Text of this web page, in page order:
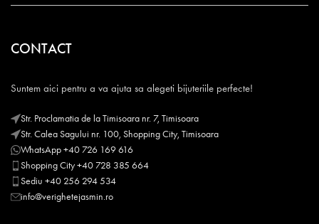
CONTACT
Suntem aici pentru a va ajuta sa alegeti bijuteriile perfecte!
Str. Proclamatia de la Timisoara nr. 7, Timisoara
Str. Calea Sagului nr. 100, Shopping City, Timisoara
WhatsApp +40 726 169 616
Shopping City +40 728 385 664
Sediu +40 256 294 534
info@verighetejasmin.ro